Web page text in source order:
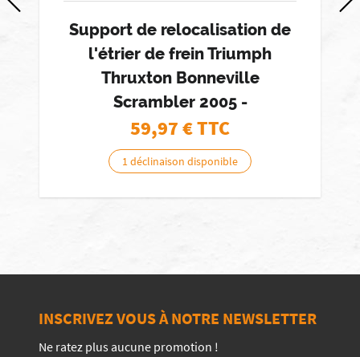
Support de relocalisation de
l'étrier de frein Triumph
Thruxton Bonneville
Scrambler 2005 -
59,97 € TTC
1 déclinaison disponible
INSCRIVEZ VOUS À NOTRE NEWSLETTER
Ne ratez plus aucune promotion !